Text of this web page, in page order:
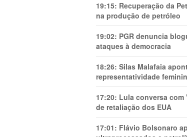
19:15: Recuperação da
na produção de petróleo
19:02: PGR denuncia
ataques à democracia
18:26: Silas Malafaia
representatividade
17:20: Lula conversa
de retaliação dos EUA
17:01: Flávio Bolsonaro